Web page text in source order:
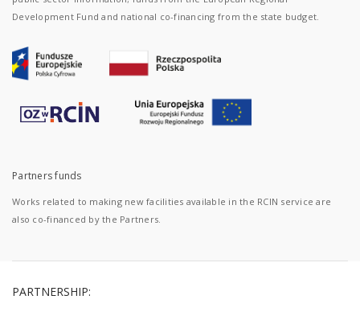
Development Fund and national co-financing from the state budget.
Partners funds
Works related to making new facilities available in the RCIN service are
also co-financed by the Partners.
PARTNERSHIP: